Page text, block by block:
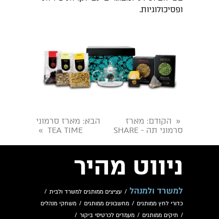
ופסיכולוגיות.
« הקודם: מארז
סרמוני תה - SHARE
הבא: מארז סרמוני
TEA TIME
»
ניווט מהיר
למשרד ולמנהל / עציצים ממותגים למשרד ולבית /
כדורי לחץ ממותגים / מחשבונים ממותגים / משחקי מנהלים
/ תיקים ממותגים / מעמדים לכרטיסי ביקור /